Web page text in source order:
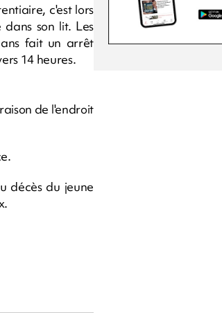
c'est lors
son lit. Les
fait un arrêt
14 heures.
de l'endroit
décès du jeune